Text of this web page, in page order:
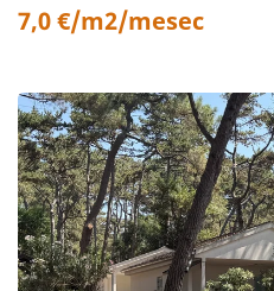
7,0 €/m2/mesec